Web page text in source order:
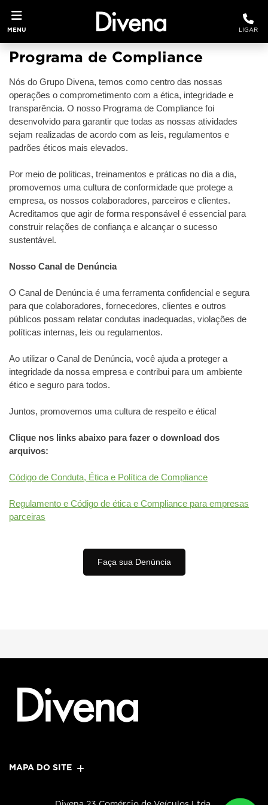
MENU LIGAR
Programa de Compliance
Nós do Grupo Divena, temos como centro das nossas
operações o comprometimento com a ética, integridade e
transparência. O nosso Programa de Compliance foi
desenvolvido para garantir que todas as nossas atividades
sejam realizadas de acordo com as leis, regulamentos e
padrões éticos mais elevados.
Por meio de políticas, treinamentos e práticas no dia a dia,
promovemos uma cultura de conformidade que protege a
empresa, os nossos colaboradores, parceiros e clientes.
Acreditamos que agir de forma responsável é essencial para
construir relações de confiança e alcançar o sucesso
sustentável.
Nosso Canal de Denúncia
O Canal de Denúncia é uma ferramenta confidencial e segura
para que colaboradores, fornecedores, clientes e outros
públicos possam relatar condutas inadequadas, violações de
políticas internas, leis ou regulamentos.
Ao utilizar o Canal de Denúncia, você ajuda a proteger a
integridade da nossa empresa e contribui para um ambiente
ético e seguro para todos.
Juntos, promovemos uma cultura de respeito e ética!
Clique nos links abaixo para fazer o download dos
arquivos:
Código de Conduta, Ética e Política de Compliance
Regulamento e Código de ética e Compliance para empresas
parceiras
Faça sua Denúncia
MAPA DO SITE